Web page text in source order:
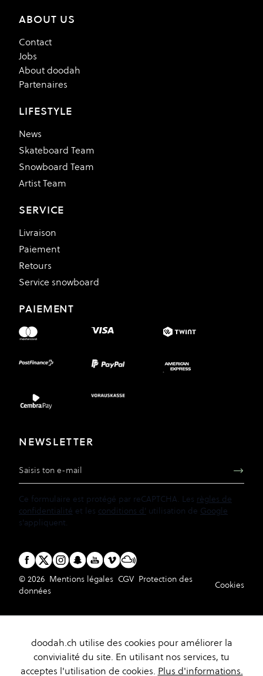
ABOUT US
Contact
Jobs
About doodah
Partenaires
LIFESTYLE
News
Skateboard Team
Snowboard Team
Artist Team
SERVICE
Livraison
Paiement
Retours
Service snowboard
PAIEMENT
NEWSLETTER
Adresse e-mail
Ce formulaire est protégé par reCAPTCHA. Les règles de
confidentialité et les conditions d' utilisation de Google
s'appliquent.
© 2026 Mentions légales CGV Protection des
données
Cookies
doodah.ch utilise des cookies pour améliorer la
convivialité du site. En utilisant nos services, tu
acceptes l'utilisation de cookies. Plus d'informations.